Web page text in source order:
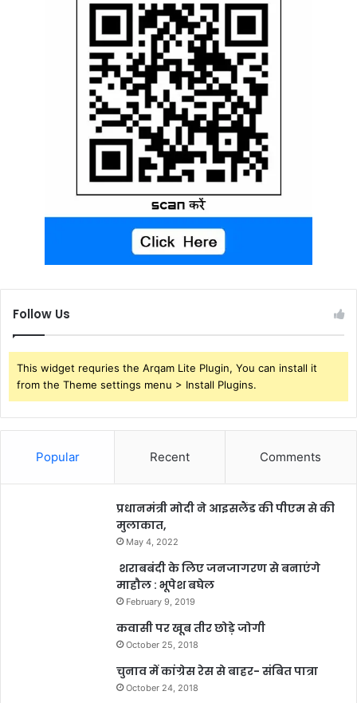
Follow Us
This widget requries the Arqam Lite Plugin, You can install it
from the Theme settings menu > Install Plugins.
Popular Recent Comments
प्रधानमंत्री मोदी ने आइसलैंड की पीएम से की
मुलाकात,
May 4, 2022
शराबबंदी के लिए जनजागरण से बनाएंगे
माहौल : भूपेश बघेल
February 9, 2019
कवासी पर खूब तीर छोड़े जोगी
October 25, 2018
चुनाव में कांग्रेस रेस से बाहर- संबित पात्रा
October 24, 2018